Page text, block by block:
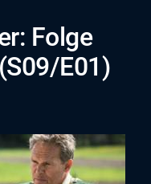
Folge
E01)